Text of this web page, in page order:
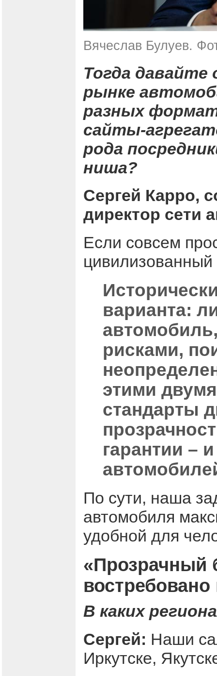
Вячеслав Булуев.
Тогда давайте
рынке
разных
сайты-
рода
ниша?
Сергей Карро,
директор сети
Если совсем
варианта:
рисками,
этими
стандарты
гарантии –
По сути, наша
автомобиля
удобной для
«Прозрачный
востребовано
В каких
Сергей: Наши
Иркутске,